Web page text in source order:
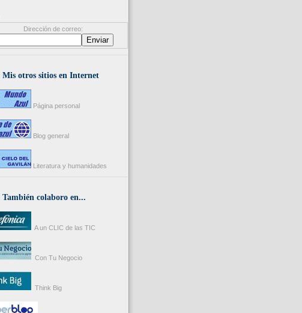
Dirección de correo:
Mis otros sitios en Internet
Página personal
Blog general
Literatura y humanidades
También colaboro en...
A un CLIC de las TIC
Con Tu Negocio
Think Big